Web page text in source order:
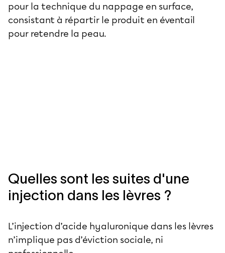
pour la technique du nappage en surface,
consistant à répartir le produit en éventail
pour retendre la peau.
Quelles sont les suites d'une
injection dans les lèvres ?
L’injection d’acide hyaluronique dans les lèvres
n’implique pas d’éviction sociale, ni